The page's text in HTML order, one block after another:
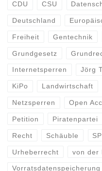
CDU CSU
Deutschland
Freiheit Gentechnik
Grundgesetz
Internetsperren Jörg
KiPo Landwirtschaft
Netzsperren Open
Petition Piratenpartei
Recht Schäuble
Urheberrecht von der
Vorratsdatenspeicherung